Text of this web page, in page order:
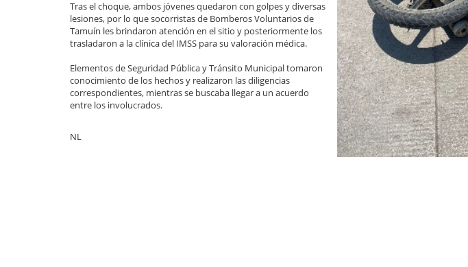
Tras el choque, ambos jóvenes quedaron con golpes y diversas
lesiones, por lo que socorristas de Bomberos Voluntarios de
Tamuín les brindaron atención en el sitio y posteriormente los
trasladaron a la clínica del IMSS para su valoración médica.
Elementos de Seguridad Pública y Tránsito Municipal tomaron
conocimiento de los hechos y realizaron las diligencias
correspondientes, mientras se buscaba llegar a un acuerdo
entre los involucrados.
NL